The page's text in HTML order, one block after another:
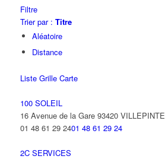
Filtre
Trier par : Titre
Aléatoire
Distance
Liste Grille Carte
100 SOLEIL
16 Avenue de la Gare 93420 VILLEPINTE
01 48 61 29 2401 48 61 29 24
2C SERVICES